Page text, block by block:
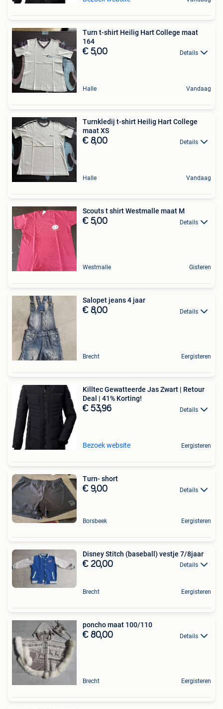
Turn t-shirt Heilig Hart College maat
164
€ 5,00 Details
Halle Vandaag
Turnkledij t-shirt Heilig Hart College
maat XS
€ 8,00 Details
Halle Vandaag
Scouts t shirt Westmalle maat M
€ 5,00 Details
Westmalle Gisteren
Salopet jeans 4 jaar
€ 8,00 Details
Brecht Eergisteren
Killtec Gewatteerde Jas Zwart | Retour
Deal | 41% Korting!
€ 53,96 Details
Bezoek website Eergisteren
Turn- short
€ 9,00 Details
Borsbeek Eergisteren
Disney Stitch (baseball) vestje 7/8jaar
€ 20,00 Details
Brecht Eergisteren
poncho maat 100/110
€ 80,00 Details
Brecht Eergisteren